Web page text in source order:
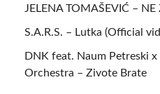
JELENA TOMAŠEVIĆ – NE
S.A.R.S. – Lutka (Official
DNK feat. Naum Petreski х
Orchestra – Zivote Brate